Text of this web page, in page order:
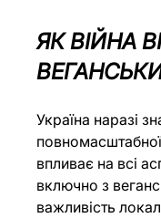
ЯК ВІЙНА
Україна наразі
впливає на всі
включно з
важливість